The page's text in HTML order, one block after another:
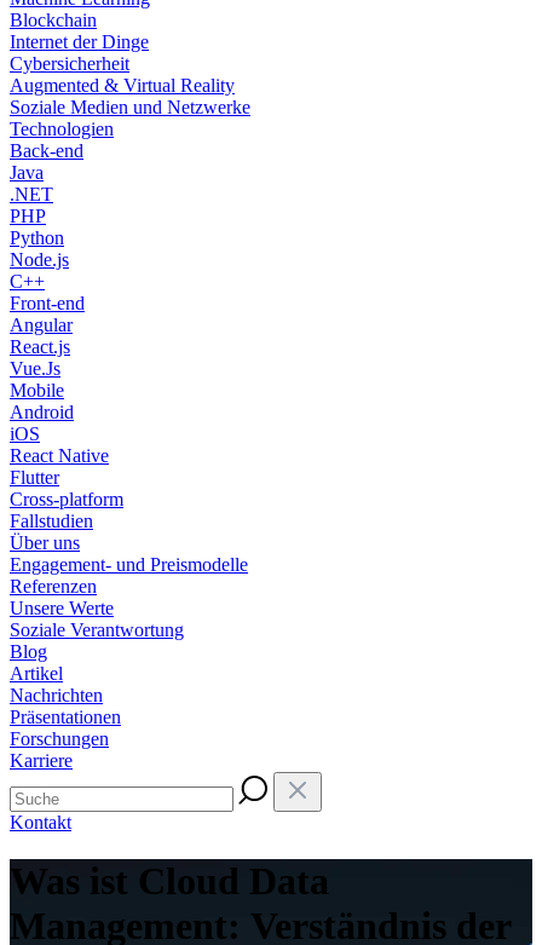
Blockchain
Internet der Dinge
Cybersicherheit
Augmented & Virtual Reality
Soziale Medien und Netzwerke
Technologien
Back-end
Java
.NET
PHP
Python
Node.js
C++
Front-end
Angular
React.js
Vue.Js
Mobile
Android
iOS
React Native
Flutter
Cross-platform
Fallstudien
Über uns
Engagement- und Preismodelle
Referenzen
Unsere Werte
Soziale Verantwortung
Blog
Artikel
Nachrichten
Präsentationen
Forschungen
Karriere
Kontakt
Was ist Cloud Data
Management: Verständnis der